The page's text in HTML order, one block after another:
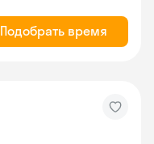
Подобрать время